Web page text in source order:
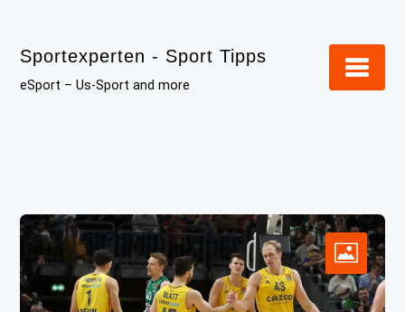
content
Sportexperten - Sport Tipps
eSport – Us-Sport and more